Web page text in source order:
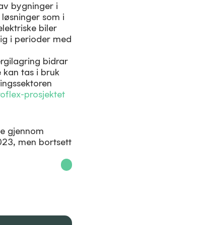
bygninger i
som i
biler
i perioder med
bidrar
kan tas i bruk
prosjektet
gjennom
men bortsett